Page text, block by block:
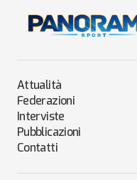
Attualità
Federazioni
Interviste
Pubblicazioni
Contatti